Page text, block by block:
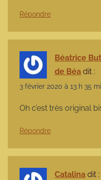
Répondre
Béatrice
de Béa dit :
3 février 2020 à 13 h 35
Oh c’est très original
Répondre
Catalina dit :